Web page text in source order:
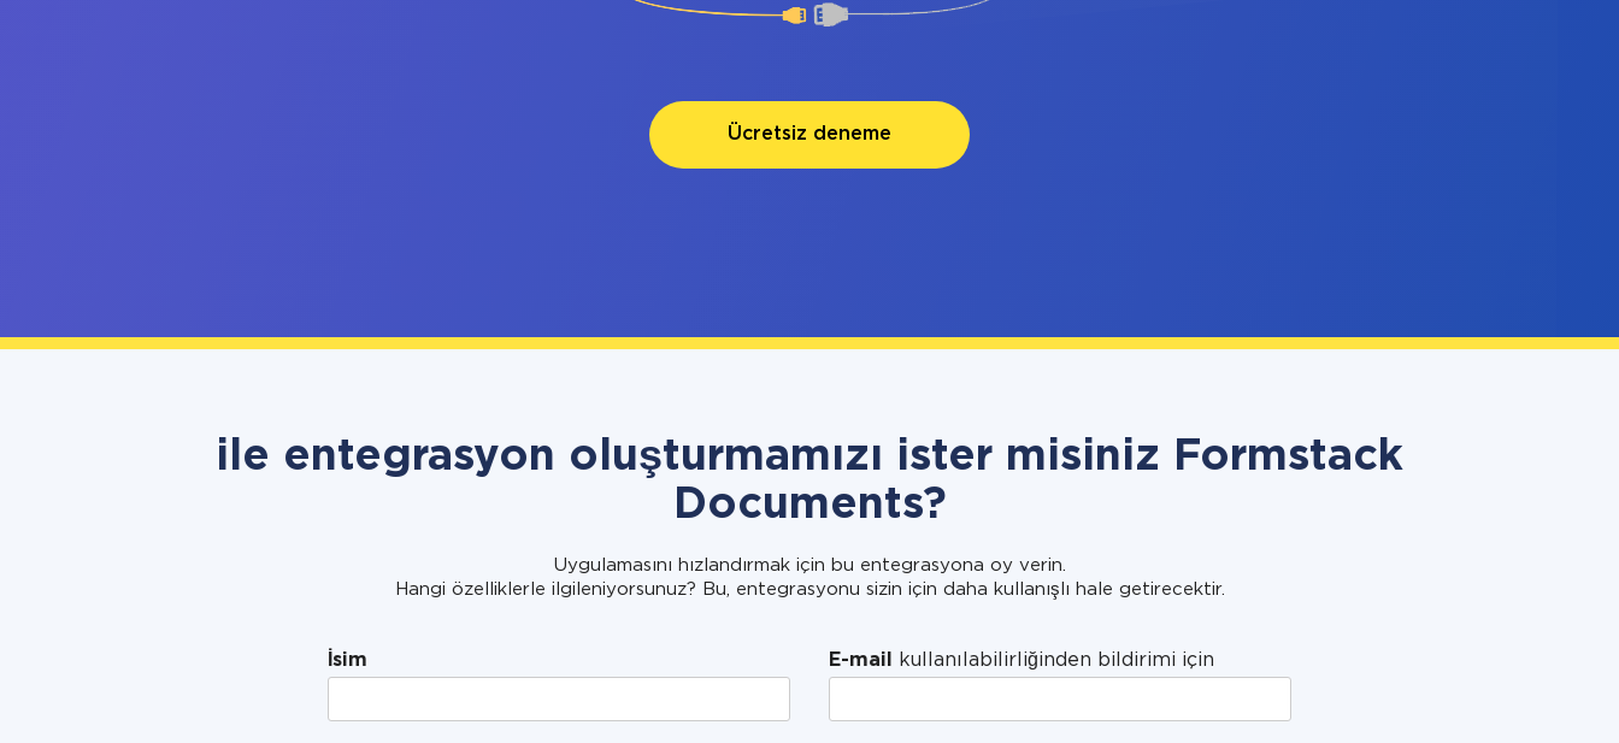
Ücretsiz deneme
ile entegrasyon oluşturmamızı ister misiniz Formstack
Documents?
Uygulamasını hızlandırmak için bu entegrasyona oy verin.
Hangi özelliklerle ilgileniyorsunuz? Bu, entegrasyonu sizin için daha kullanışlı hale getirecektir.
İsim E-mail kullanılabilirliğinden bildirimi için